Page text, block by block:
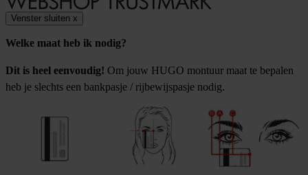
Venster sluiten x
Welke maat heb ik nodig?
Dit is heel eenvoudig! Om jouw HUGO montuur maat te bepalen
heb je slechts een bankpasje / rijbewijspasje nodig.